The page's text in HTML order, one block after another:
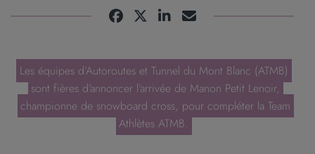
Les équipes d’Autoroutes et Tunnel du Mont Blanc (ATMB)
sont fières d’annoncer l’arrivée de Manon Petit Lenoir,
championne de snowboard cross, pour compléter la Team
Athlètes ATMB.